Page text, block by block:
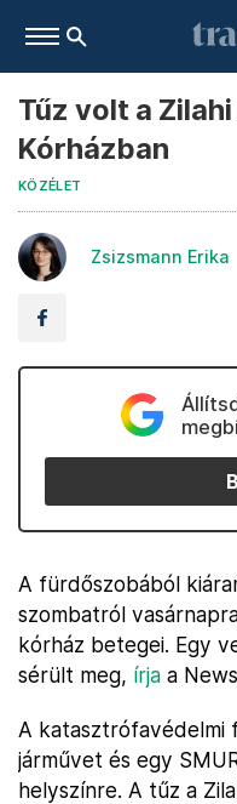
Tűz volt a
Kórházban
KÖZÉLET
Zsizsmann Erika
A fürdőszobából
szombatról
kórház betegei. Egy
sérült meg, írja a
A katasztrófavédelmi
járművet és egy
helyszínre. A tűz a